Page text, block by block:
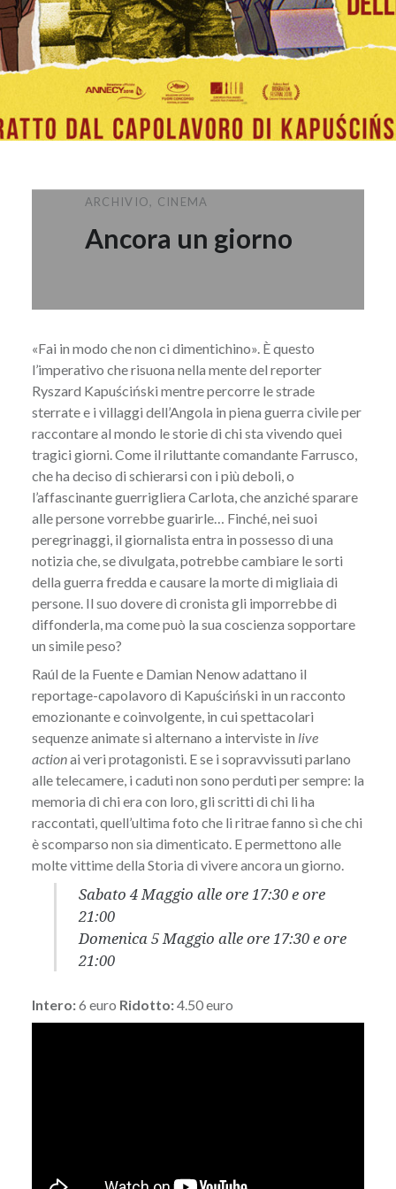
ARCHIVIO, CINEMA
Ancora un giorno
«Fai in modo che non ci dimentichino». È questo
l’imperativo che risuona nella mente del reporter
Ryszard Kapuściński mentre percorre le strade
sterrate e i villaggi dell’Angola in piena guerra civile per
raccontare al mondo le storie di chi sta vivendo quei
tragici giorni. Come il riluttante comandante Farrusco,
che ha deciso di schierarsi con i più deboli, o
l’affascinante guerrigliera Carlota, che anziché sparare
alle persone vorrebbe guarirle… Finché, nei suoi
peregrinaggi, il giornalista entra in possesso di una
notizia che, se divulgata, potrebbe cambiare le sorti
della guerra fredda e causare la morte di migliaia di
persone. Il suo dovere di cronista gli imporrebbe di
diffonderla, ma come può la sua coscienza sopportare
un simile peso?
Raúl de la Fuente e Damian Nenow adattano il
reportage-capolavoro di Kapuściński in un racconto
emozionante e coinvolgente, in cui spettacolari
sequenze animate si alternano a interviste in live
actionai veri protagonisti. E se i sopravvissuti parlano
alle telecamere, i caduti non sono perduti per sempre: la
memoria di chi era con loro, gli scritti di chi li ha
raccontati, quell’ultima foto che li ritrae fanno sì che chi
è scomparso non sia dimenticato. E permettono alle
molte vittime della Storia di vivere ancora un giorno.
Sabato 4 Maggio alle ore 17:30 e ore
21:00
Domenica 5 Maggio alle ore 17:30 e ore
21:00
Intero:6 euro Ridotto:4.50 euro